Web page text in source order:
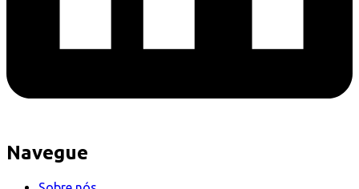
Navegue